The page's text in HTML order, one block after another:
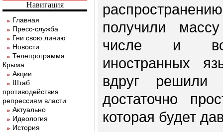
Навигация
Главная
Пресс-служба
Гни свою линию
Новости
Телепрограмма
Крыма
Акции
Штаб
противодействия
репрессиям власти
Актуально
Идеология
История
получили
числе и
иностранных
вдруг решили
достаточно
которая будет